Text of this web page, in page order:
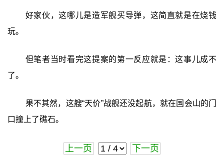
好家伙，这哪儿是造军舰买导弹，这简直就是在烧钱
玩。
但笔者当时看完这提案的第一反应就是：这事儿成不
了。
果不其然，这艘“天价”战舰还没起航，就在国会山的门
口撞上了礁石。
上一页 下一页